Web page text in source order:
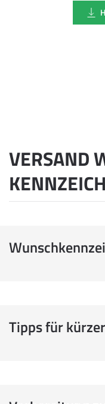
VERSAND
Tipps für